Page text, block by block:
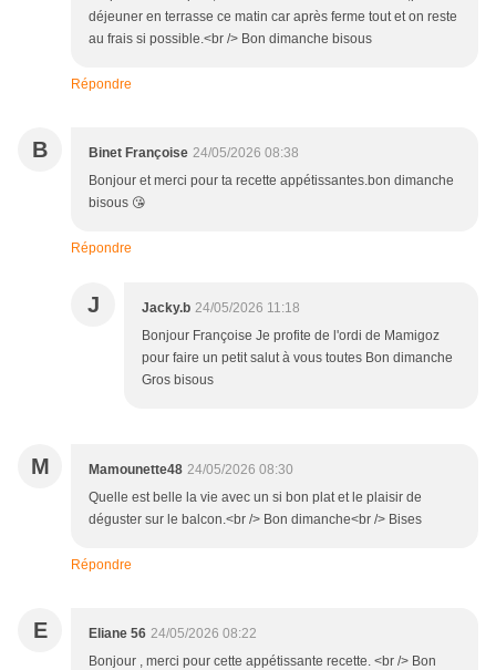
déjeuner en terrasse ce matin car après ferme tout et on reste
au frais si possible.<br /> Bon dimanche bisous
Répondre
B Binet Françoise 24/05/2026 08:38
Bonjour et merci pour ta recette appétissantes.bon dimanche
bisous 😘
Répondre
J Jacky.b 24/05/2026 11:18
Bonjour Françoise Je profite de l'ordi de Mamigoz
pour faire un petit salut à vous toutes Bon dimanche
Gros bisous
M Mamounette48 24/05/2026 08:30
Quelle est belle la vie avec un si bon plat et le plaisir de
déguster sur le balcon.<br /> Bon dimanche<br /> Bises
Répondre
E Eliane 56 24/05/2026 08:22
Bonjour , merci pour cette appétissante recette. <br /> Bon